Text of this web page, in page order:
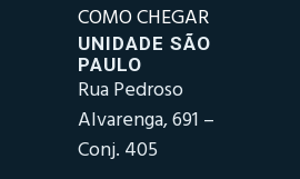
COMO CHEGAR
UNIDADE SÃO
PAULO
Rua Pedroso
Alvarenga, 691 –
Conj. 405